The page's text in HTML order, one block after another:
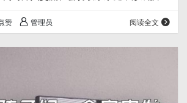
益的教育方法，为孩子健康的成长提供更
赞 管理员 阅读全文